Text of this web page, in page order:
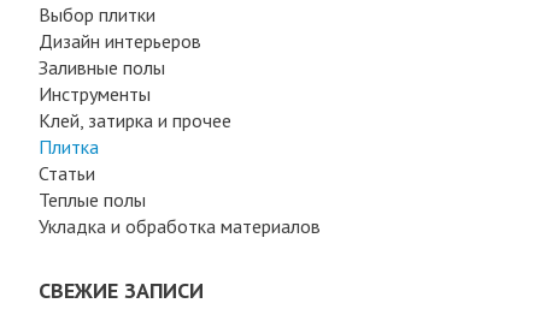
Выбор плитки
Дизайн интерьеров
Заливные полы
Инструменты
Клей, затирка и прочее
Плитка
Статьи
Теплые полы
Укладка и обработка материалов
СВЕЖИЕ ЗАПИСИ